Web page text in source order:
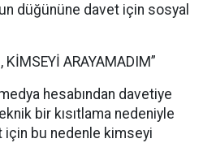
düğününe davet için sosyal
KİMSEYİ ARAYAMADIM”
hesabından davetiye
bir kısıtlama nedeniyle
için bu nedenle kimseyi